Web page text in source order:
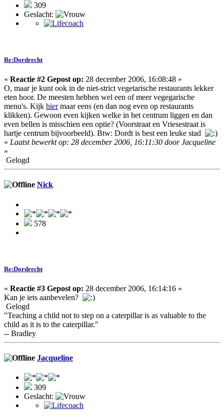
309
Geslacht:
Re:Dordrecht
« Reactie #2 Gepost op: 28 december 2006, 16:08:48 »
O, maar je kunt ook in de niet-strict vegetarische restaurants lekker
eten hoor. De meesten hebben wel een of meer vegegarische
menu's. Kijk hiermaar eens (en dan nog even op restaurants
klikken). Gewoon even kijken welke in het centrum liggen en dan
even bellen is misschien een optie? (Voorstraat en Vriesestraat is
hartje centrum bijvoorbeeld). Btw: Dordt is best een leuke stad
« Laatst bewerkt op: 28 december 2006, 16:11:30 door Jacqueline
»
Gelogd
Nick
578
Re:Dordrecht
« Reactie #3 Gepost op: 28 december 2006, 16:14:16 »
Kan je iets aanbevelen?
Gelogd
"Teaching a child not to step on a caterpillar is as valuable to the
child as it is to the caterpillar."
-- Bradley
Jacqueline
309
Geslacht: